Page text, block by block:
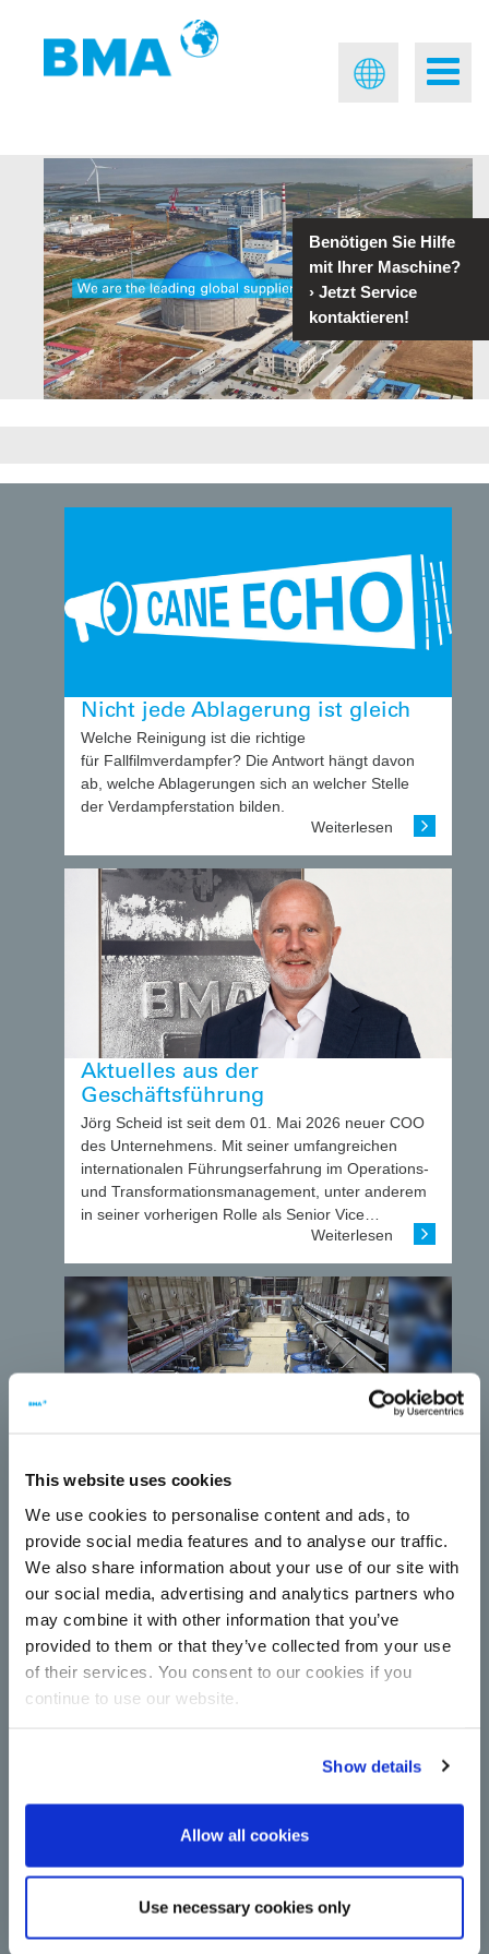
This website uses cookies
We use cookies to personalise content and ads, to
provide social media features and to analyse our traffic.
We also share information about your use of our site with
our social media, advertising and analytics partners who
may combine it with other information that you’ve
provided to them or that they’ve collected from your use
of their services. You consent to our cookies if you
continue to use our website.
Show details
Allow all cookies
Use necessary cookies only
Nicht jede Ablagerung ist gleich
Welche Reinigung ist die richtige
für Fallfilmverdampfer? Die Antwort hängt davon
ab, welche Ablagerungen sich an welcher Stelle
der Verdampferstation bilden.
Weiterlesen
Aktuelles aus der
Geschäftsführung
Jörg Scheid ist seit dem 01. Mai 2026 neuer COO
des Unternehmens. Mit seiner umfangreichen
internationalen Führungserfahrung im Operations-
und Transformationsmanagement, unter anderem
in seiner vorherigen Rolle als Senior Vice…
Weiterlesen
Çorum Şeker modernisiert
Zentrifugenstation komplett mit
BMA-Technologie
Zentrifugen steigern Kapazität und Energieeffizienz
in der Zuckerproduktion: Çorum Şeker
modernisiert mit neuen kontinuierlichen Anlagen
von BMA.
Weiterlesen
Ein wichtiger Schritt zur
Dekarbonisierung: BMA stellt auf
grünen Strom um
Benötigen Sie Hilfe
mit Ihrer Maschine?
› Jetzt Service
kontaktieren!